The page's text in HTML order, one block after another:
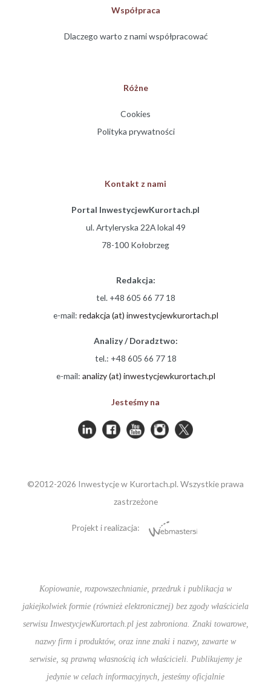
Współpraca
Dlaczego warto z nami współpracować
Różne
Cookies
Polityka prywatności
Kontakt z nami
Portal InwestycjewKurortach.pl
ul. Artyleryska 22A lokal 49
78-100 Kołobrzeg
Redakcja:
tel. +48 605 66 77 18
e-mail: redakcja (at) inwestycjewkurortach.pl
Analizy / Doradztwo:
tel.: +48 605 66 77 18
e-mail: analizy (at) inwestycjewkurortach.pl
Jesteśmy na
©2012-2026 Inwestycje w Kurortach.pl. Wszystkie prawa
zastrzeżone
Projekt i realizacja:
Kopiowanie, rozpowszechnianie, przedruk i publikacja w
jakiejkolwiek formie (również elektronicznej) bez zgody właściciela
serwisu InwestycjewKurortach.pl jest zabroniona. Znaki towarowe,
nazwy firm i produktów, oraz inne znaki i nazwy, zawarte w
serwisie, są prawną własnością ich właścicieli. Publikujemy je
jedynie w celach informacyjnych, jesteśmy oficjalnie